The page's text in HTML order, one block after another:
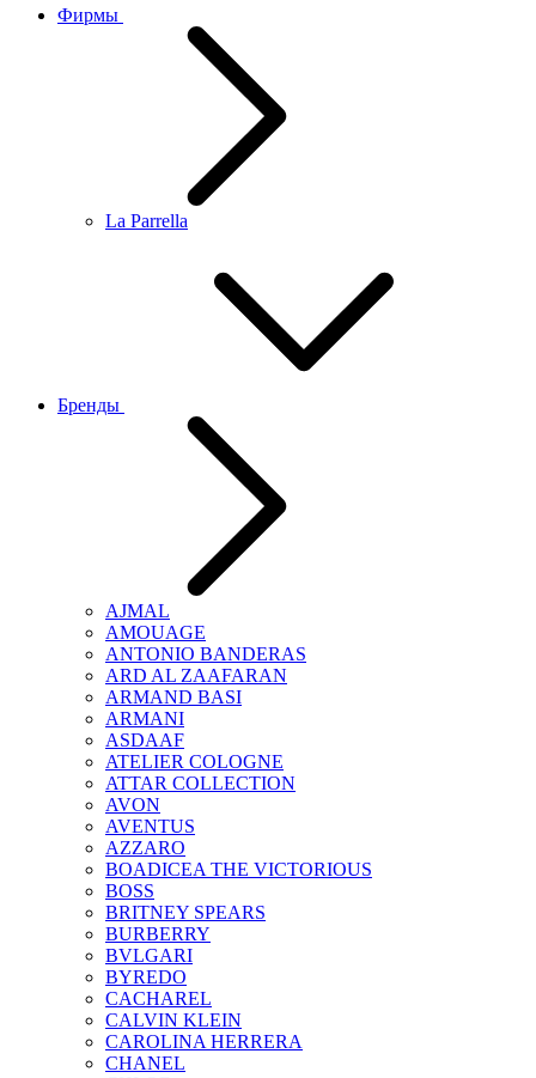
Фирмы
La Parrella
Бренды
AJMAL
AMOUAGE
ANTONIO BANDERAS
ARD AL ZAAFARAN
ARMAND BASI
ARMANI
ASDAAF
ATELIER COLOGNE
ATTAR COLLECTION
AVON
AVENTUS
AZZARO
BOADICEA THE VICTORIOUS
BOSS
BRITNEY SPEARS
BURBERRY
BVLGARI
BYREDO
CACHAREL
CALVIN KLEIN
CAROLINA HERRERA
CHANEL